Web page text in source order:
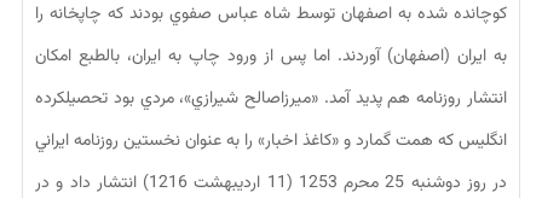
كوچانده شده به اصفهان توسط شاه عباس صفوي بودند كه چاپخانه را
به ايران (اصفهان) آوردند. اما پس از ورود چاپ به ايران، بالطبع امكان
انتشار روزنامه هم پديد آمد. «ميرزاصالح شيرازي»، مردي بود تحصيلكرده
انگليس كه همت گمارد و «كاغذ اخبار» را به عنوان نخستين روزنامه ايراني
در روز دوشنبه 25 محرم 1253 (11 ارديبهشت 1216) انتشار داد و در